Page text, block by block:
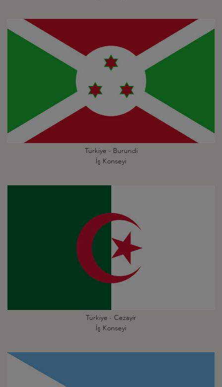
Türkiye - Burundi
İş Konseyi
Türkiye - Cezayir
İş Konseyi